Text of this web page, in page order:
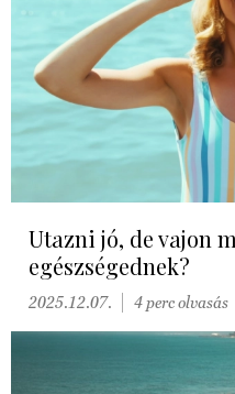
Utazni jó, de vajon
egészségednek?
2025.12.07. 4 perc olvasás